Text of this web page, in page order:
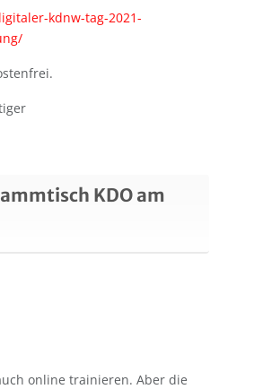
kdnw-tag-2021-
KDO am
online trainieren. Aber die